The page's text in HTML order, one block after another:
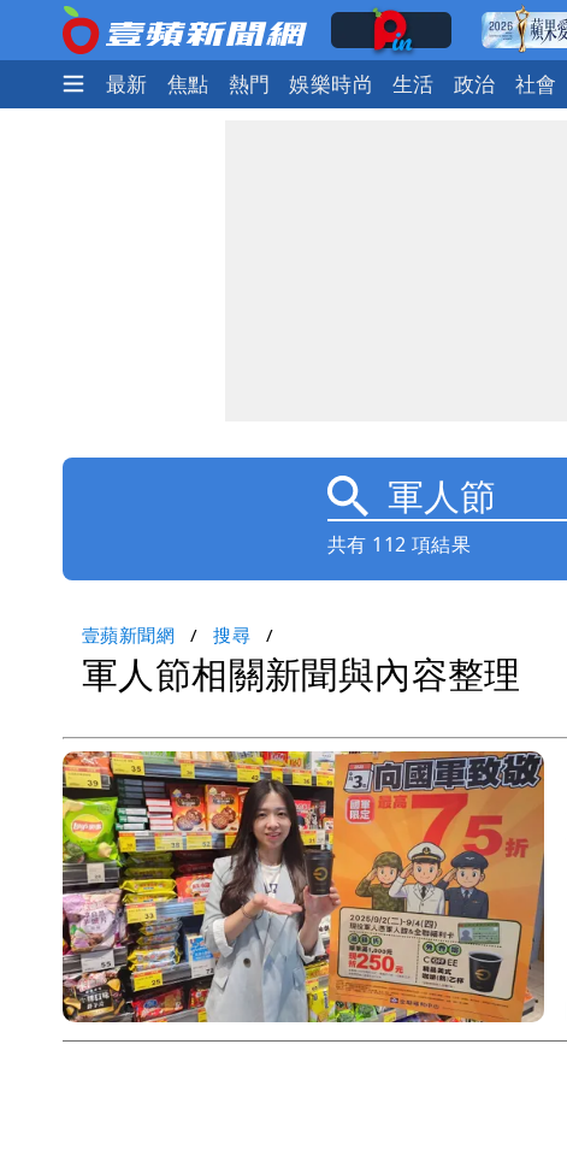
最新 焦點 熱門 娛樂時尚 生活 政治 社會
共有 112 項結果
壹蘋新聞網 搜尋
軍人節相關新聞與內容整理